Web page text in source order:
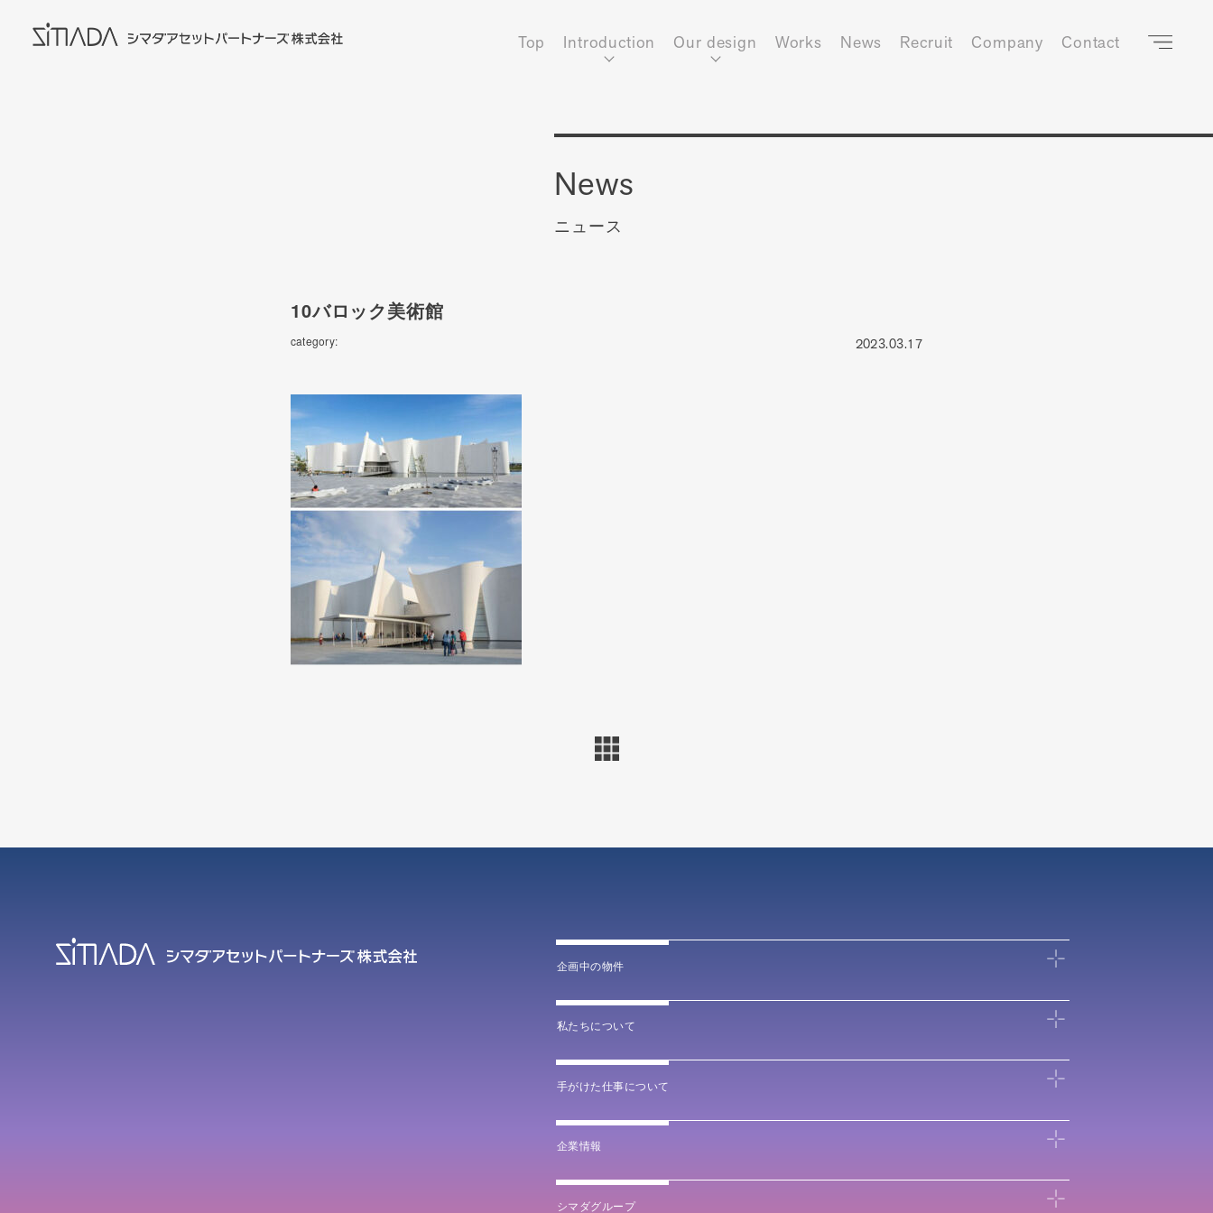
Top Introduction Our design Works News Recruit Company Contact
News
ニュース
10バロック美術館
category: 2023.03.17
企画中の物件
私たちについて
手がけた仕事について
企業情報
シマダグループ